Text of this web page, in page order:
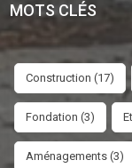
MOTS CLÉS
Construction (17)
Fondation (3)
Aménagements (3)